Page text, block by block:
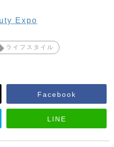
Expo
ライフスタイル
Facebook
LINE